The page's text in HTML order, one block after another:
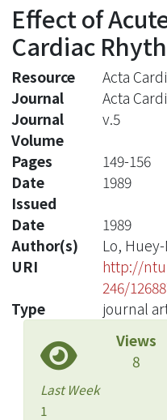
Statistics
Effect of
Cardiac
Resource
Acta
Journal
Acta
Journal
Volume
v.5
Pages
149-156
Date
Issued
1989
Date
1989
Author(s)
Lo,
URI
http://
246/
Type
journal
Views
8
Last Week
1